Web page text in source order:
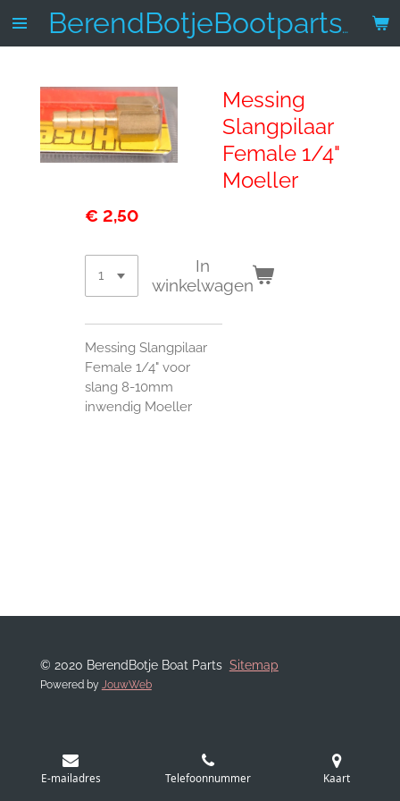
Ga
hoofdinhoud
BerendBotjeBootparts.nl
Messing
Slangpilaar
Female 1/4"
Moeller
€ 2,50
In
winkelwagen
Messing Slangpilaar
Female 1/4" voor
slang 8-10mm
inwendig Moeller
© 2020 BerendBotje Boat Parts Sitemap
Powered by JouwWeb
E-mailadres Telefoonnummer Kaart